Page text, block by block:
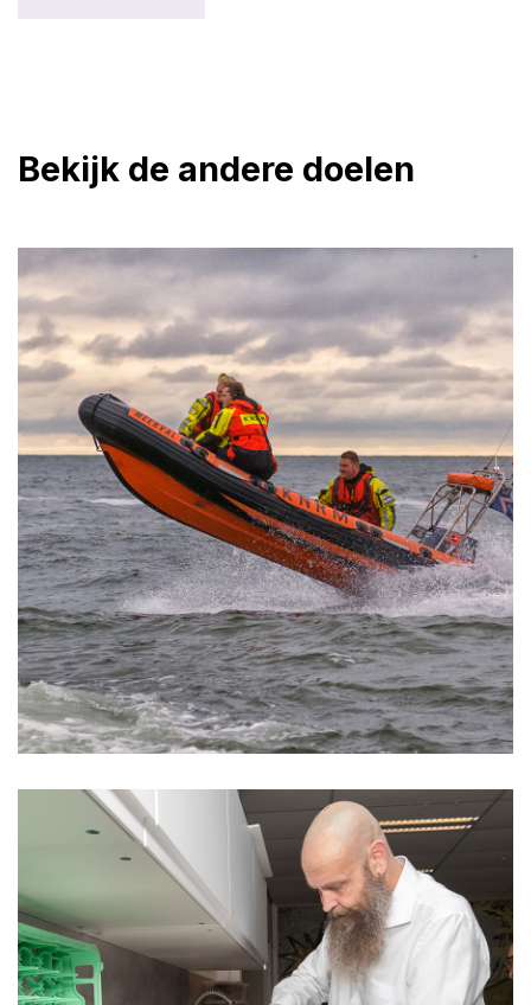
Bekijk de andere doelen
KNRM: redders waar Nederland al 200 jaar
op kan bouwen